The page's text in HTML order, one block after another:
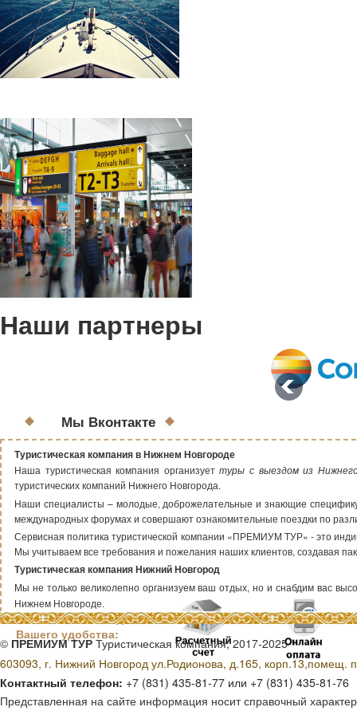
Наши партнеры
Мы Вконтакте
Туристическая компания в Нижнем Новгороде
Наша туристическая компания организуеттуры с выездом из
туристических компаний Нижнего Новгорода.
Наши специалисты – молодые, доброжелательные и знающие специфику
международных форумах и совершают ознакомительные поездки по
Сервисная политика туристической компании «ПРЕМИУМ ТУР» - это
Мы учитываем все требования и пожелания наших клиентов, создавая
Туристическая компания Нижний Новгород
Мы не только великолепно организуем ваш отдых, но и снабдим вас
Нижнем Новгороде.
Способы оплаты для
Вашего удобства:
© ПРЕМИУМ ТУРТуристическая компания, 2017-2025
603093, г. Нижний Новгород ул.Родионова, д.165, корп.13,помещ.
Контактный телефон: +7 (831) 435-81-77 или +7 (831) 435-81-76
Представленная на сайте информация носит справочный